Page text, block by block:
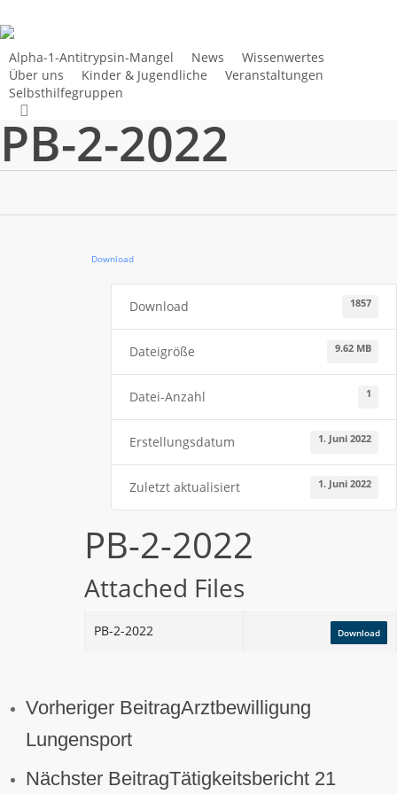
Hauptinhalt
springen
Alpha-1-Antitrypsin-Mangel News
Wissenwertes
Über uns
Kinder & Jugendliche
Veranstaltungen
Selbsthilfegruppen
PB-2-2022
Download
Download 1857
Dateigröße 9.62 MB
Datei-Anzahl 1
Erstellungsdatum 1. Juni 2022
Zuletzt aktualisiert 1. Juni 2022
PB-2-2022
Attached Files
PB-2-2022 Download
Vorheriger BeitragArztbewilligung
Lungensport
Nächster BeitragTätigkeitsbericht 21